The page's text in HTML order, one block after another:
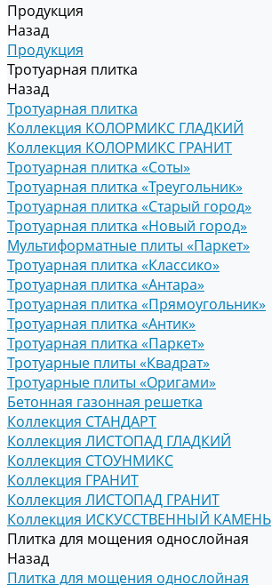
Продукция
Назад
Продукция
Тротуарная плитка
Назад
Тротуарная плитка
Коллекция КОЛОРМИКС ГЛАДКИЙ
Коллекция КОЛОРМИКС ГРАНИТ
Тротуарная плитка «Соты»
Тротуарная плитка «Треугольник»
Тротуарная плитка «Старый город»
Тротуарная плитка «Новый город»
Мультиформатные плиты «Паркет»
Тротуарная плитка «Классико»
Тротуарная плитка «Антара»
Тротуарная плитка «Прямоугольник»
Тротуарная плитка «Антик»
Тротуарная плитка «Паркет»
Тротуарные плиты «Квадрат»
Тротуарные плиты «Оригами»
Бетонная газонная решетка
Коллекция СТАНДАРТ
Коллекция ЛИСТОПАД ГЛАДКИЙ
Коллекция СТОУНМИКС
Коллекция ГРАНИТ
Коллекция ЛИСТОПАД ГРАНИТ
Коллекция ИСКУССТВЕННЫЙ КАМЕНЬ
Плитка для мощения однослойная
Назад
Плитка для мощения однослойная